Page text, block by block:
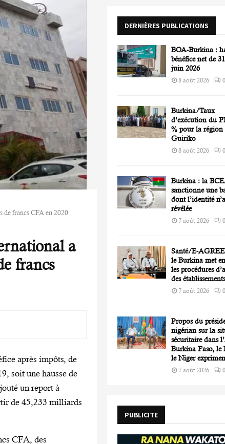
francs CFA en 2020
a
francs
après impôts, de
soit une hausse de
un report à
de 45,233 milliards
CFA, des
r
DERNIÈRES PUBLICATIONS
BOA-Burkina :
bénéfice net de
juin 2026
8 août 2026 0
Burkina/Taux
d’exécution du
% pour la région
Guiriko
8 août 2026 0
Burkina : la
sanctionne une
dont l’identité
révélée
7 août 2026 0
Santé/E-
le Burkina met
les procédures
des
7 août 2026 0
Propos du
nigérian sur la
sécuritaire dans
Burkina Faso, le
le Niger
7 août 2026 0
PUBLICITE